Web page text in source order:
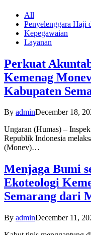
All
Penyelenggara Haji
Kepegawaian
Layanan
Perkuat
Kemenag
Kabupaten
By adminDecember 18,
Ungaran (Humas) –
Republik Indonesia
(Monev)…
Menjaga Bumi
Ekoteologi
Semarang dari
By adminDecember 11,